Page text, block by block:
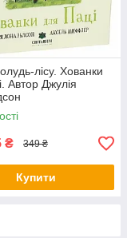
лісу. Хованки
Автор Джулія
₴ 349 ₴
Купити